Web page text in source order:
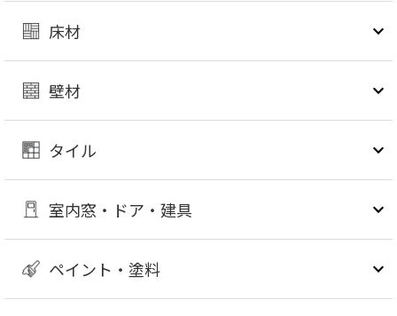
床材
壁材
タイル
室内窓・ドア・建具
ペイント・塗料